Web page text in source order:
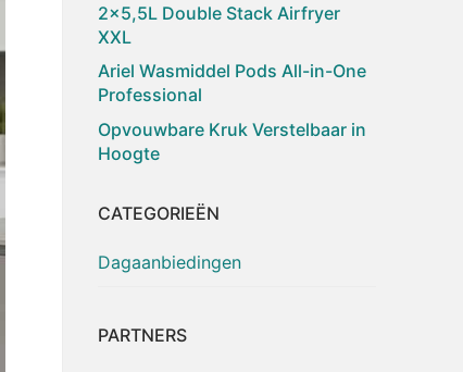
2×5,5L Double Stack Airfryer
XXL
Ariel Wasmiddel Pods All-in-One
Professional
Opvouwbare Kruk Verstelbaar in
Hoogte
CATEGORIEËN
Dagaanbiedingen
PARTNERS